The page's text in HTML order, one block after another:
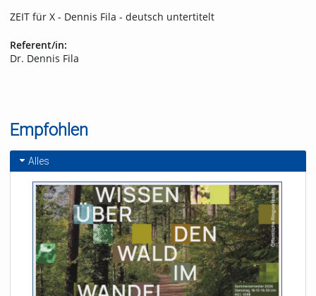
ZEIT für X - Dennis Fila - deutsch untertitelt
Referent/in:
Dr. Dennis Fila
Empfohlen
Alles